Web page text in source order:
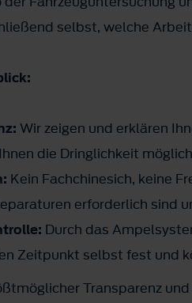
selbst, welche
Wir zeigen und erklären
die Dringlichkeit
Kein Fachchinesich, keine
erforderlich sind
Durch das
Zeitpunkt selbst fest und
Transparenz